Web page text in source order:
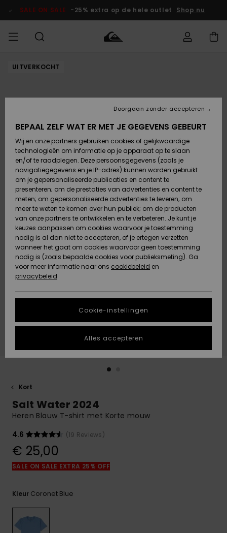
Productinformatie
SALE ON SALE -25% extra op de hele outlet Shop nu
HEREN
Accessoires
Schoenen &
Slippers
Surf /
Water
Snow
Nieuw
Highlights
JONGENS
Accessoires
Schoenen &
Slippers
Surf /
Water
Sneeuw
Nieuw
Highlights
DAMES
Highlights
Snow
SURF
Surf Shop
Highlights
Community
SNOW
Snow Shop
Dames
Snow Shop
Highlights
Gemeenschap
SALE ON
SALE
Kinderen
VROUW
OUTLET
Regio- En
Taalinstellingen
Retouren
Betaling
Giftcard
Quiksilver
Freedom
Gegevensbescherming
gesprek om het
snelste
vraag te
krijgen.
Gesprek
antwoorden op
de meest
vragen en ons
contactformulier.
bekijken
DUURZAAMHEID
STORE LOCATOR
VERLANGLIJST
UITVERKOCHT
Kort
Salt Water 2024
Heren Blauw T-shirt met Korte mouw
4.6
(19 Reviews)
€ 25,00
SALE ON SALE EXTRA 25% OFF
Kleur Coronet Blue
BEPAAL ZELF WAT ER MET JE GEGEVENS GEBEURT
Wij en onze partners gebruiken cookies of gelijkwaardige
technologieën om informatie op je apparaat op te slaan
en/of te raadplegen. Deze persoonsgegevens (zoals je
navigatiegegevens en je IP-adres) kunnen worden gebruikt
om je gepersonaliseerde publicaties en content te
presenteren; om de prestaties van advertenties en content te
meten; om gepersonaliseerde advertenties te leveren; om
meer te weten te komen over hun publiek; om de producten
van onze partners te ontwikkelen en te verbeteren. Je kunt je
keuzes aanpassen om cookies waarvoor je toestemming
nodig is al dan niet te accepteren, of je ertegen verzetten
wanneer het gaat om cookies waarvoor geen toestemming
nodig is (zoals bepaalde cookies voor publieksmeting). Ga
voor meer informatie naar ons cookiebeleid en
privacybeleid
Cookie-instellingen
Doorgaan zonder accepteren
Alles accepteren